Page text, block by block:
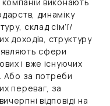
динаміку
склад сім’ї/
доходів, структуру
сфери
і вже існуючих
Або за потреби
переваг, за
відповіді на